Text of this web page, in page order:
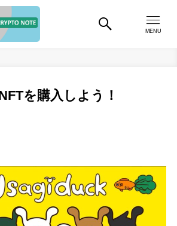
MENU
を購入しよう！